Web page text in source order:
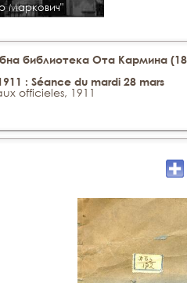
Маркович"
библиотека Ота Кармина
: Séance du mardi 28 mars
officieles, 1911